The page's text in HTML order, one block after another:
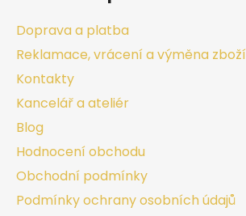
Doprava a platba
Reklamace, vrácení a výměna zboží
Kontakty
Kancelář a ateliér
Blog
Hodnocení obchodu
Obchodní podmínky
Podmínky ochrany osobních údajů